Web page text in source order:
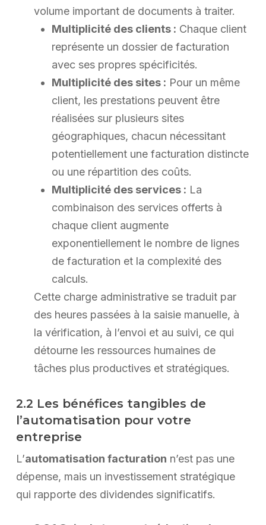
volume important de documents à traiter.
Multiplicité des clients : Chaque client
représente un dossier de facturation
avec ses propres spécificités.
Multiplicité des sites : Pour un même
client, les prestations peuvent être
réalisées sur plusieurs sites
géographiques, chacun nécessitant
potentiellement une facturation distincte
ou une répartition des coûts.
Multiplicité des services : La
combinaison des services offerts à
chaque client augmente
exponentiellement le nombre de lignes
de facturation et la complexité des
calculs.
Cette charge administrative se traduit par
des heures passées à la saisie manuelle, à
la vérification, à l’envoi et au suivi, ce qui
détourne les ressources humaines de
tâches plus productives et stratégiques.
2.2 Les bénéfices tangibles de
l’automatisation pour votre
entreprise
L’automatisation facturation n’est pas une
dépense, mais un investissement stratégique
qui rapporte des dividendes significatifs.